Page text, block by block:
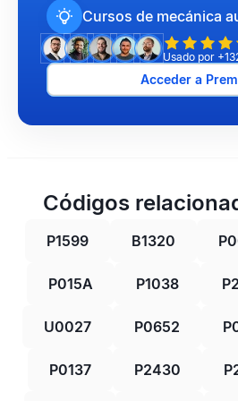
Cursos de mecánica
Usado por
Acceder a
Códigos
P1599 B1320
P015A P1038
U0027 P0652
P0137 P2430